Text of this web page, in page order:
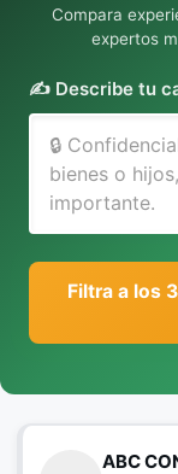
Compara
expertos
✍️ Describe tu
Filtra a los
ABC